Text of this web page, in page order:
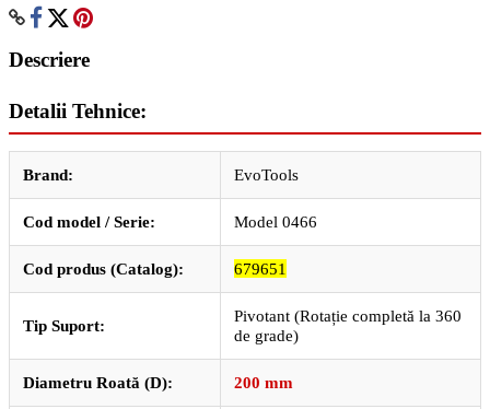
Descriere
Detalii Tehnice:
Brand: EvoTools
Cod model / Serie: Model 0466
Cod produs (Catalog): 679651
Tip Suport:
Pivotant (Rotație completă la 360
de grade)
Diametru Roată (D): 200 mm